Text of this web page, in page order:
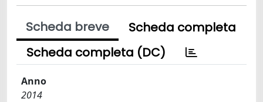
Scheda breve
Scheda completa
Scheda completa (DC)
Anno
2014